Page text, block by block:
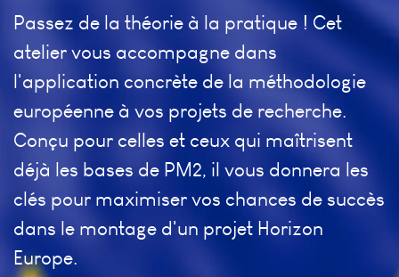
Passez de la théorie à la pratique ! Cet
atelier vous accompagne dans
l'application concrète de la méthodologie
européenne à vos projets de recherche.
Conçu pour celles et ceux qui maîtrisent
déjà les bases de PM2, il vous donnera les
clés pour maximiser vos chances de succès
dans le montage d'un projet Horizon
Europe.